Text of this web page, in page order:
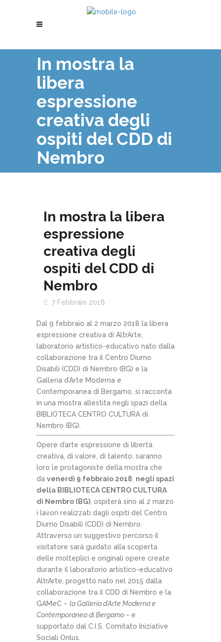
In mostra la
libera
espressione
creativa degli
ospiti del CDD di
Nembro
In mostra la libera
espressione
creativa degli
ospiti del CDD di
Nembro
7 Febbraio 2018
Dal 9 febbraio al 2 marzo 2018 la libera
espressione creativa di AltrArte,
laboratorio artistico-educativo nato dalla
collaborazione tra il Centro Diurno
Disabili (CDD) di Nembro (BG) e la
Galleria d’Arte Moderna e
Contemporanea di Bergamo, si racconta
in una mostra allestita negli spazi della
BIBLIOTECA CENTRO CULTURA di
Nembro (BG).
Opere d’arte espressione di libertà
creativa, di valore, di talento: saranno
loro le protagoniste della mostra che
da venerdì 9 febbraio 2018 negli spazi
della BIBLIOTECA CENTRO CULTURA
di Nembro (BG) , ospiterà sino al 2 marzo
i lavori realizzati dagli ospiti del Centro
Diurno Disabili (CDD) di Nembro.
Attraverso un suggestivo percorso il
visitatore sarà guidato alla scoperta
delle molteplici e originali opere create
durante il laboratorio artistico-educativo
AltrArte, progetto nato nel 2015 dalla
collaborazione tra il CDD di Nembro e la
GAMeC – la Galleria d’Arte Moderna e
Contemporanea di Bergamo – e
supportato dal C.I.S. Comitato Iniziative
Sociali Onlus